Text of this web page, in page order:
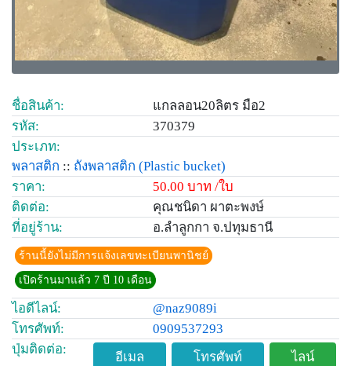
ชื่อสินค้า:
แกลลอน20ลิตร มือ2
รหัส:
370379
ประเภท:
พลาสติก :: ถังพลาสติก (Plastic bucket)
ราคา:
50.00 บาท /ใบ
ติดต่อ:
คุณชนิดา ผาตะพงษ์
ที่อยู่ร้าน:
อ.ลำลูกกา จ.ปทุมธานี
ร้านนี้ยังไม่มีการแจ้งเลขทะเบียนพานิชย์
เปิดร้านมาแล้ว 7 ปี 10 เดือน
ไอดีไลน์:
@naz9089i
โทรศัพท์:
0909537293
ปุ่มติดต่อ:
อีเมล โทรศัพท์ ไลน์